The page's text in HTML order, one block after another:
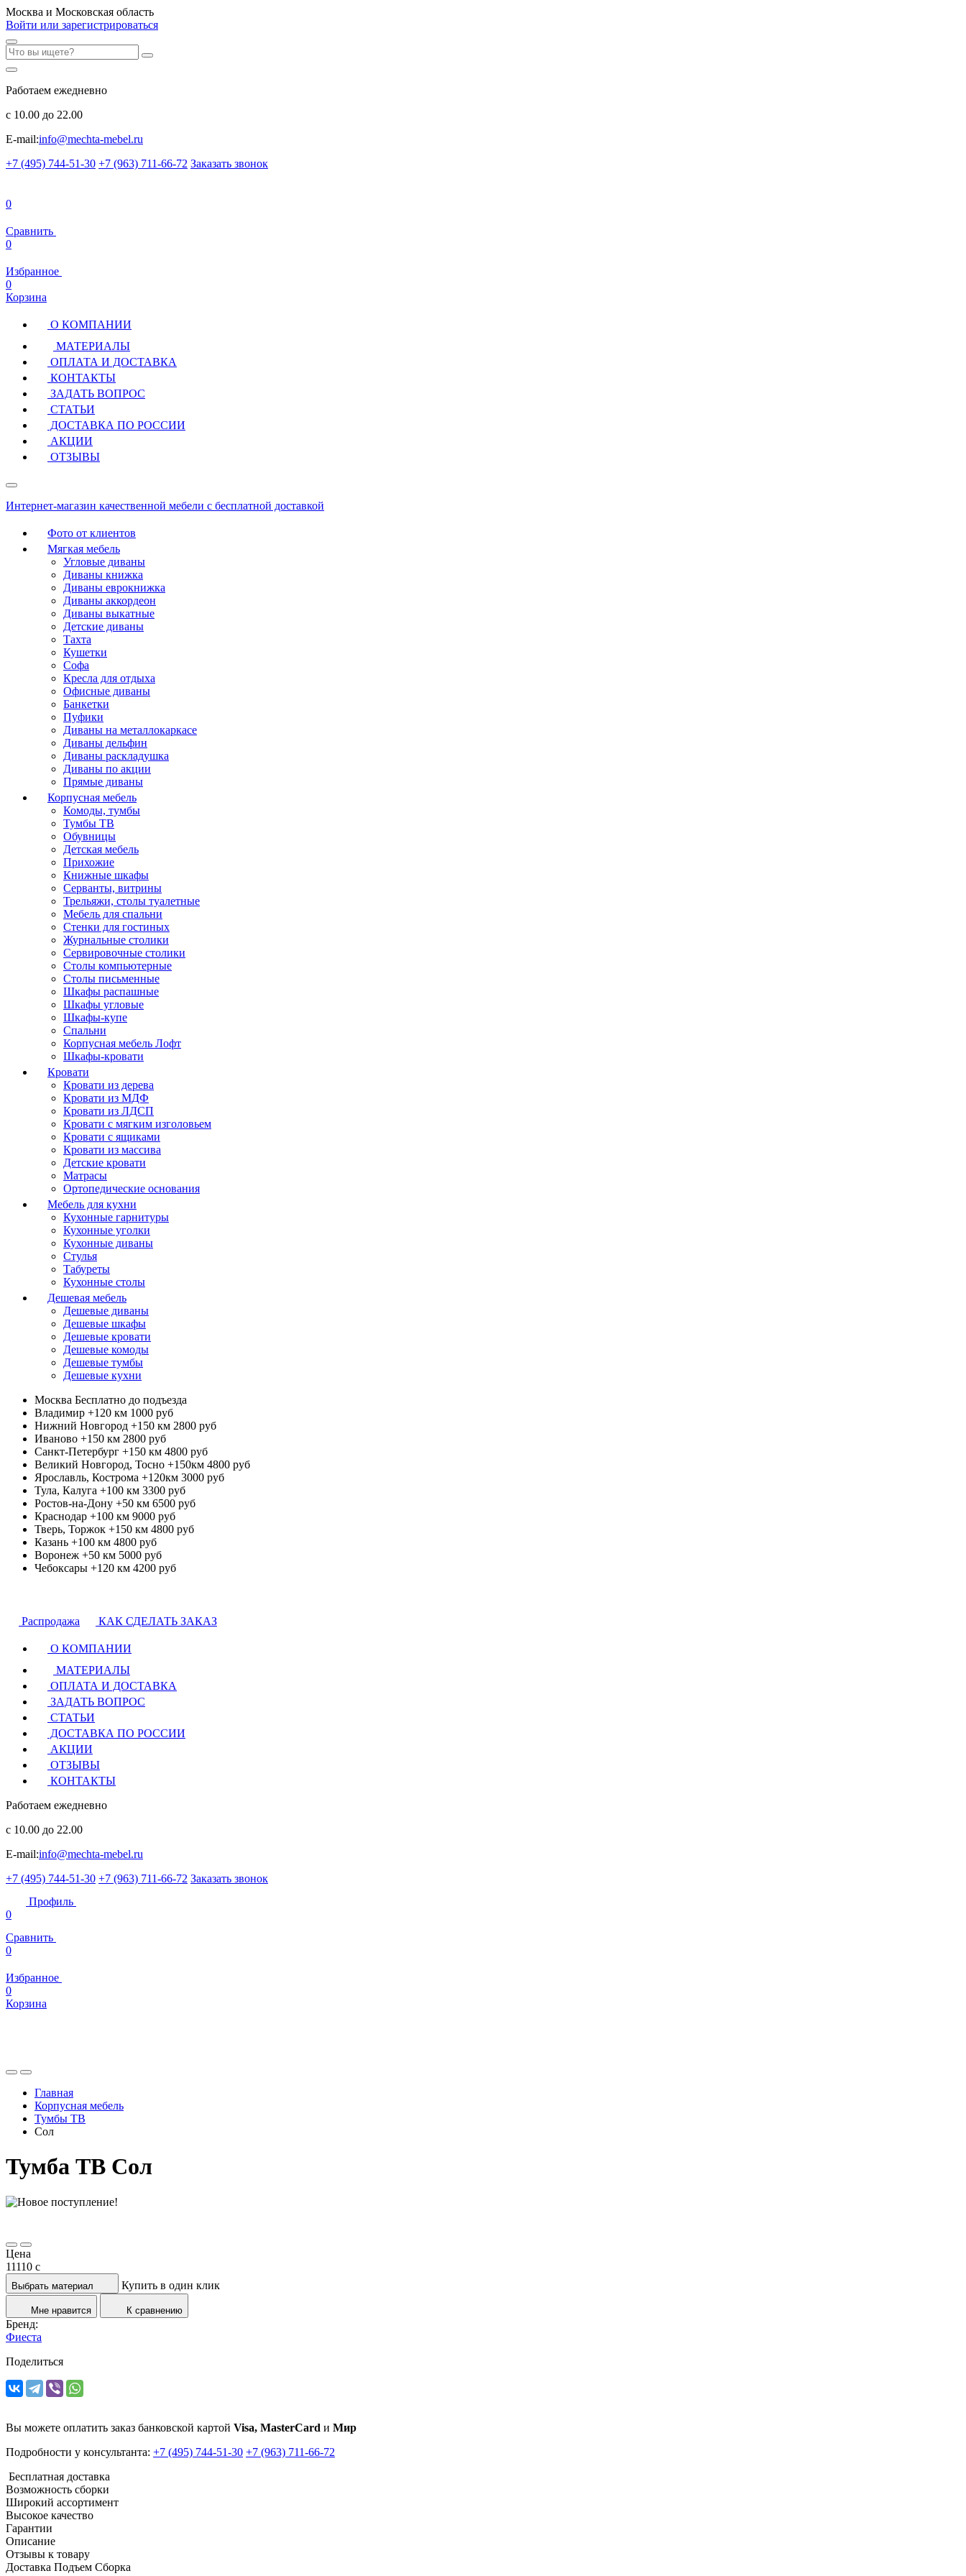
Москва и Московская область
Войти или зарегистрироваться
Работаем ежедневно
с 10.00 до 22.00
E-mail:info@mechta-mebel.ru
+7 (495) 744-51-30 +7 (963) 711-66-72 Заказать звонок
0
Сравнить
0
Избранное
0
Корзина
О КОМПАНИИ
МАТЕРИАЛЫ
ОПЛАТА И ДОСТАВКА
КОНТАКТЫ
ЗАДАТЬ ВОПРОС
СТАТЬИ
ДОСТАВКА ПО РОССИИ
АКЦИИ
ОТЗЫВЫ
Интернет-магазин качественной мебели с бесплатной доставкой
Фото от клиентов
Мягкая мебель
Угловые диваны
Диваны книжка
Диваны еврокнижка
Диваны аккордеон
Диваны выкатные
Детские диваны
Тахта
Кушетки
Софа
Кресла для отдыха
Офисные диваны
Банкетки
Пуфики
Диваны на металлокаркасе
Диваны дельфин
Диваны раскладушка
Диваны по акции
Прямые диваны
Корпусная мебель
Комоды, тумбы
Тумбы ТВ
Обувницы
Детская мебель
Прихожие
Книжные шкафы
Серванты, витрины
Трельяжи, столы туалетные
Мебель для спальни
Стенки для гостиных
Журнальные столики
Сервировочные столики
Столы компьютерные
Столы письменные
Шкафы распашные
Шкафы угловые
Шкафы-купе
Спальни
Корпусная мебель Лофт
Шкафы-кровати
Кровати
Кровати из дерева
Кровати из МДФ
Кровати из ЛДСП
Кровати с мягким изголовьем
Кровати с ящиками
Кровати из массива
Детские кровати
Матрасы
Ортопедические основания
Мебель для кухни
Кухонные гарнитуры
Кухонные уголки
Кухонные диваны
Стулья
Табуреты
Кухонные столы
Дешевая мебель
Дешевые диваны
Дешевые шкафы
Дешевые кровати
Дешевые комоды
Дешевые тумбы
Дешевые кухни
Москва Бесплатно до подъезда
Владимир +120 км 1000 руб
Нижний Новгород +150 км 2800 руб
Иваново +150 км 2800 руб
Санкт-Петербург +150 км 4800 руб
Великий Новгород, Тосно +150км 4800 руб
Ярославль, Кострома +120км 3000 руб
Тула, Калуга +100 км 3300 руб
Ростов-на-Дону +50 км 6500 руб
Краснодар +100 км 9000 руб
Тверь, Торжок +150 км 4800 руб
Казань +100 км 4800 руб
Воронеж +50 км 5000 руб
Чебоксары +120 км 4200 руб
Распродажа КАК СДЕЛАТЬ ЗАКАЗ
О КОМПАНИИ
МАТЕРИАЛЫ
ОПЛАТА И ДОСТАВКА
ЗАДАТЬ ВОПРОС
СТАТЬИ
ДОСТАВКА ПО РОССИИ
АКЦИИ
ОТЗЫВЫ
КОНТАКТЫ
Работаем ежедневно
с 10.00 до 22.00
E-mail:info@mechta-mebel.ru
+7 (495) 744-51-30 +7 (963) 711-66-72 Заказать звонок
Профиль
0
Сравнить
0
Избранное
0
Корзина
Главная
Корпусная мебель
Тумбы ТВ
Сол
Тумба ТВ Сол
Цена
11110 c
Выбрать материал Купить в один клик
Мне нравится К сравнению
Бренд:
Фиеста
Поделиться
Вы можете оплатить заказ банковской картой Visa, MasterCard и Мир
Подробности у консультанта: +7 (495) 744-51-30 +7 (963) 711-66-72
Бесплатная доставка
Возможность сборки
Широкий ассортимент
Высокое качество
Гарантии
Описание
Отзывы к товару
Доставка Подъем Сборка